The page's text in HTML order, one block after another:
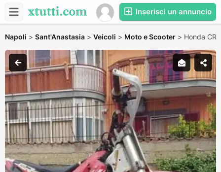
Inserisci un annuncio
Napoli > Sant'Anastasia > Veicoli > Moto e Scooter > Honda CR